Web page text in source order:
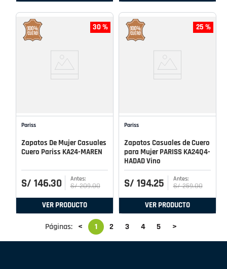
30 %
Pariss
Zapatos De Mujer Casuales
Cuero Pariss KA24-MAREN
S/ 146.30 S/ 209.00
VER PRODUCTO
25 %
Pariss
Zapatos Casuales de Cuero
para Mujer PARISS KA24Q4-
HADAD Vino
S/ 194.25 S/ 259.00
VER PRODUCTO
Páginas: < 1 2 3 4 5 >